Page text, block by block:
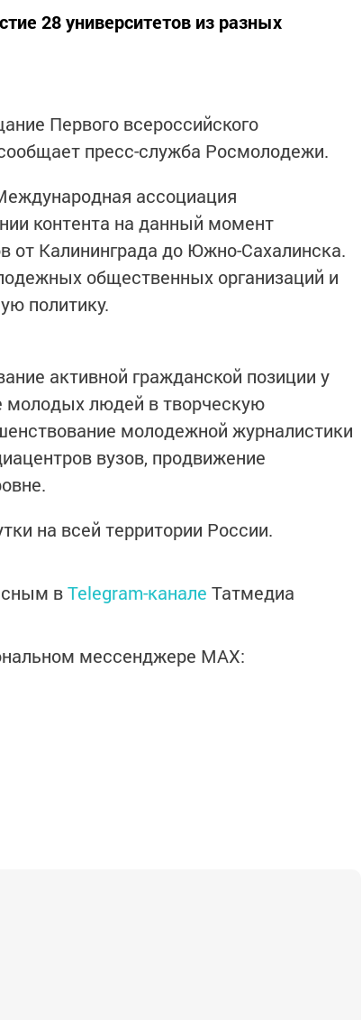
28 университетов из разных
Первого всероссийского
пресс-служба Росмолодежи.
ассоциация
контента на данный момент
от Калининграда до Южно-Сахалинска.
общественных организаций и
политику.
активной гражданской позиции у
молодых людей в творческую
молодежной журналистики
вузов, продвижение
на всей территории России.
вTelegram-канале Татмедиа
мессенджере MАХ: